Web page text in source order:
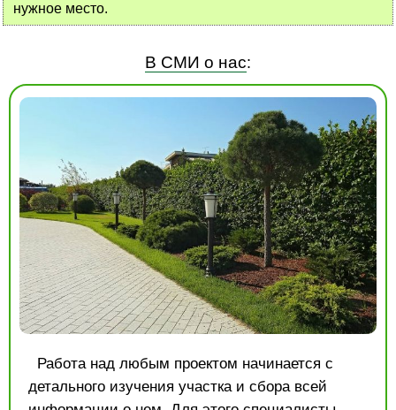
нужное место.
В СМИ о нас:
Работа над любым проектом начинается с
детального изучения участка и сбора всей